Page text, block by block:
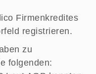
Firmenkredites
registrieren.
zu
folgenden: